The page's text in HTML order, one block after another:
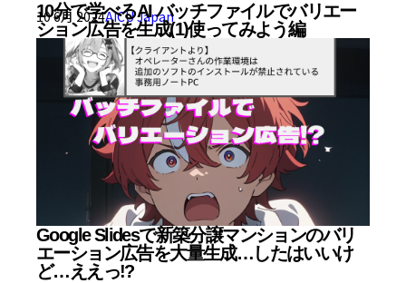
10分で学べるAI バッチファイルでバリエー
ション広告を生成(1)使ってみよう編
10 6月 2024AICU Japan
Google Slidesで新築分譲マンションのバリ
エーション広告を大量生成…したはいいけ
ど…ええっ!?